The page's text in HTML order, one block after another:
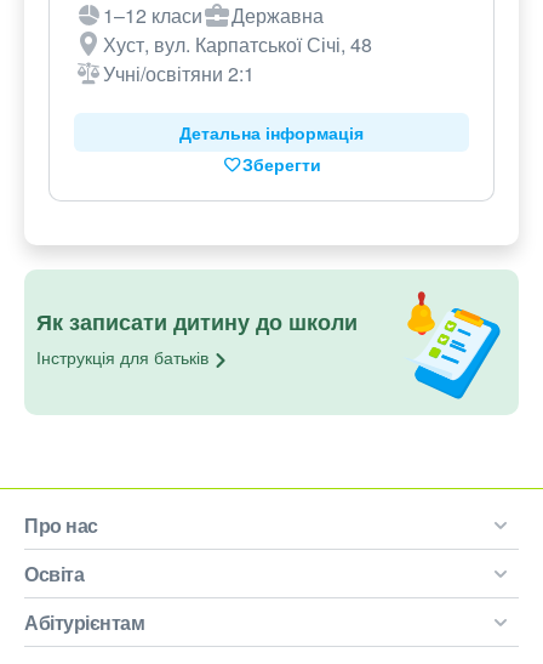
1–12 класи
Державна
Хуст, вул. Карпатської Січі, 48
Учні/освітяни 2:1
Детальна інформація
Зберегти
Як записати дитину до школи
Інструкція для батьків
Про нас
Освіта
Абітурієнтам